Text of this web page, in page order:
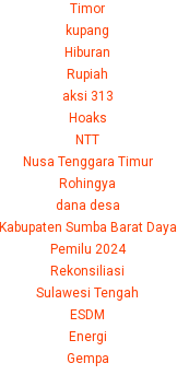
Timor
kupang
Hiburan
Rupiah
aksi 313
Hoaks
NTT
Nusa Tenggara Timur
Rohingya
dana desa
Kabupaten Sumba Barat Daya
Pemilu 2024
Rekonsiliasi
Sulawesi Tengah
ESDM
Energi
Gempa